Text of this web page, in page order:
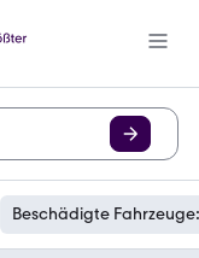
Beschädigte